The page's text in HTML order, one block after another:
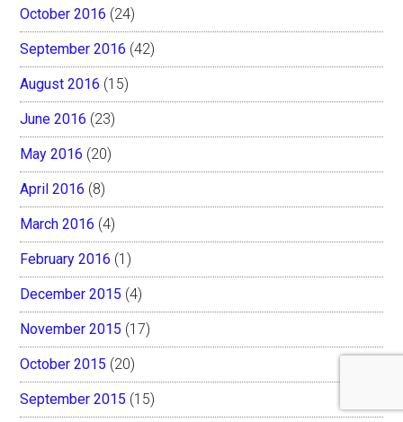
October 2016 (24)
September 2016 (42)
August 2016 (15)
June 2016 (23)
May 2016 (20)
April 2016 (8)
March 2016 (4)
February 2016 (1)
December 2015 (4)
November 2015 (17)
October 2015 (20)
September 2015 (15)